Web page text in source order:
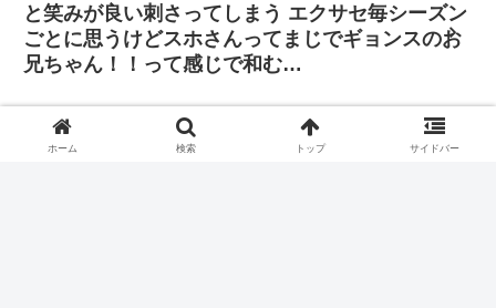
と笑みが良い刺さってしまう エクサセ毎シーズン
ごとに思うけどスホさんってまじでギョンスのお
兄ちゃん！！って感じで和む…
「その判断に振り回されたくはありません。僕は
自分の立ち位置で全力を尽くし、歌手と俳優双方
ホーム 検索 トップ サイドバー